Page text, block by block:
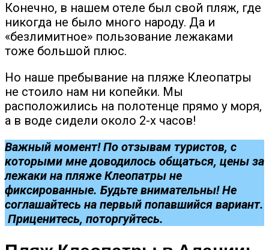
Конечно, в нашем отеле был свой пляж, где
никогда не было много народу. Да и
«безлимитное» пользование лежаками
тоже большой плюс.
Но наше пребывание на пляже Клеопатры
не стоило нам ни копейки. Мы
расположились на полотенце прямо у моря,
а в воде сидели около 2-х часов!
Важный момент! По отзывам туристов, с
которыми мне доводилось общаться, цены за
лежаки на пляже Клеопатры не
фиксированные. Будьте внимательны! Не
соглашайтесь на первый попавшийся вариант.
Приценитесь, поторгуйтесь.